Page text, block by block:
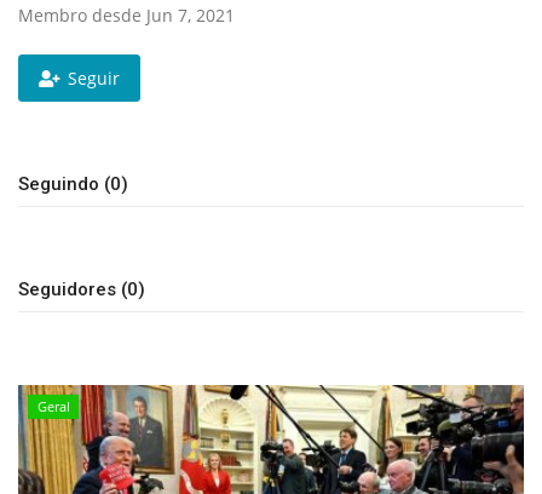
Esportes
Expediente - Equipe de Jornalismo
Geral
Membro desde Jun 7, 2021
Seguir
Seguindo (0)
Seguidores (0)
Geral